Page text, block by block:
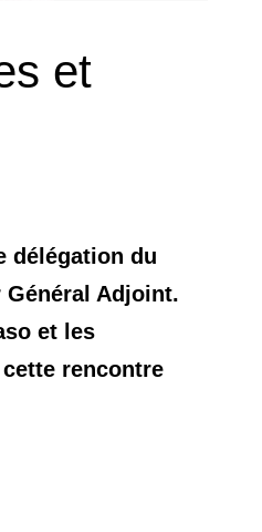
et
délégation du
Général Adjoint.
et les
rencontre